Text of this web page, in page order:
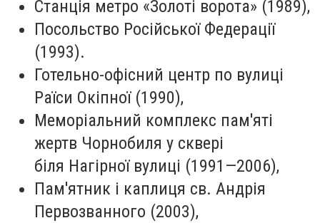
Станція метро «Золоті ворота» (1989),
Посольство Російської Федерації
(1993).
Готельно-офісний центр по вулиці
Раїси Окіпної (1990),
Меморіальний комплекс пам'яті
жертв Чорнобиля у сквері
біля Нагірної вулиці (1991—2006),
Пам'ятник і каплиця св. Андрія
Первозванного (2003),